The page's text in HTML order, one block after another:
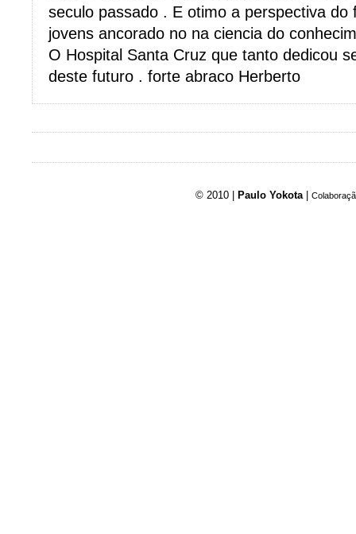
seculo passado . E otimo a perspectiva do
jovens ancorado no na ciencia do
O Hospital Santa Cruz que tanto dedicou
deste futuro . forte abraco Herberto
© 2010 | Paulo Yokota |